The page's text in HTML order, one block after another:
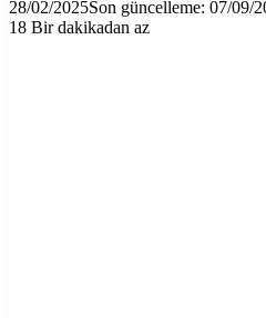
28/02/2025Son güncelleme: 07/09/
18 Bir dakikadan az